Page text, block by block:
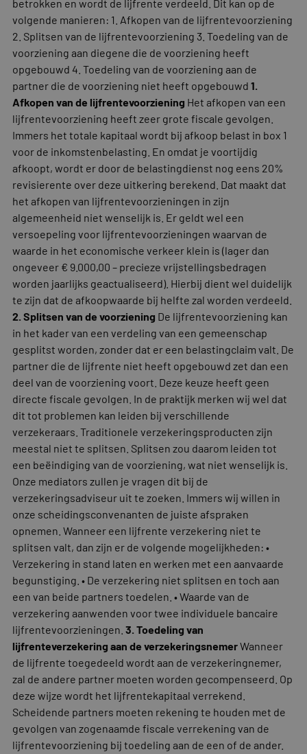
betrokken en wordt de lijfrente verdeeld. Dit kan op de
volgende manieren: 1. Afkopen van de lijfrentevoorziening
2. Splitsen van de lijfrentevoorziening 3. Toedeling van de
voorziening aan diegene die de voorziening heeft
opgebouwd 4. Toedeling van de voorziening aan de
partner die de voorziening niet heeft opgebouwd 1.
Afkopen van de lijfrentevoorziening Het afkopen van een
lijfrentevoorziening heeft zeer grote fiscale gevolgen.
Immers het totale kapitaal wordt bij afkoop belast in box 1
voor de inkomstenbelasting. En omdat je voortijdig
afkoopt, wordt er door de belastingdienst nog eens 20%
revisierente over deze uitkering berekend. Dat maakt dat
het afkopen van lijfrentevoorzieningen in zijn
algemeenheid niet wenselijk is. Er geldt wel een
versoepeling voor lijfrentevoorzieningen waarvan de
waarde in het economische verkeer klein is (lager dan
ongeveer € 9.000,00 – precieze vrijstellingsbedragen
worden jaarlijks geactualiseerd). Hierbij dient wel duidelijk
te zijn dat de afkoopwaarde bij helfte zal worden verdeeld.
2. Splitsen van de voorziening De lijfrentevoorziening kan
in het kader van een verdeling van een gemeenschap
gesplitst worden, zonder dat er een belastingclaim valt. De
partner die de lijfrente niet heeft opgebouwd zet dan een
deel van de voorziening voort. Deze keuze heeft geen
directe fiscale gevolgen. In de praktijk merken wij wel dat
dit tot problemen kan leiden bij verschillende
verzekeraars. Traditionele verzekeringsproducten zijn
meestal niet te splitsen. Splitsen zou daarom leiden tot
een beëindiging van de voorziening, wat niet wenselijk is.
Onze mediators zullen je vragen dit bij de
verzekeringsadviseur uit te zoeken. Immers wij willen in
onze scheidingsconvenanten de juiste afspraken
opnemen. Wanneer een lijfrente verzekering niet te
splitsen valt, dan zijn er de volgende mogelijkheden: •
Verzekering in stand laten en werken met een aanvaarde
begunstiging. • De verzekering niet splitsen en toch aan
een van beide partners toedelen. • Waarde van de
verzekering aanwenden voor twee individuele bancaire
lijfrentevoorzieningen. 3. Toedeling van
lijfrenteverzekering aan de verzekeringsnemerWanneer
de lijfrente toegedeeld wordt aan de verzekeringnemer,
zal de andere partner moeten worden gecompenseerd. Op
deze wijze wordt het lijfrentekapitaal verrekend.
Scheidende partners moeten rekening te houden met de
gevolgen van zogenaamde fiscale verrekening van de
lijfrentevoorziening bij toedeling aan de een of de ander.